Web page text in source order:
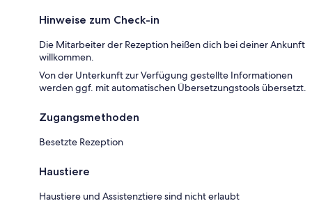
Hinweise zum Check-in
Die Mitarbeiter der Rezeption heißen dich bei deiner Ankunft
willkommen.
Von der Unterkunft zur Verfügung gestellte Informationen
werden ggf. mit automatischen Übersetzungstools übersetzt.
Zugangsmethoden
Besetzte Rezeption
Haustiere
Haustiere und Assistenztiere sind nicht erlaubt